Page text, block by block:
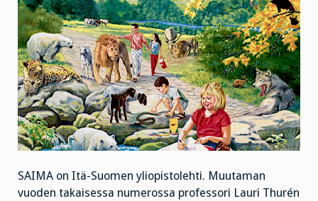
SAIMA on Itä-Suomen yliopistolehti. Muutaman
vuoden takaisessa numerossa professori Lauri Thurén